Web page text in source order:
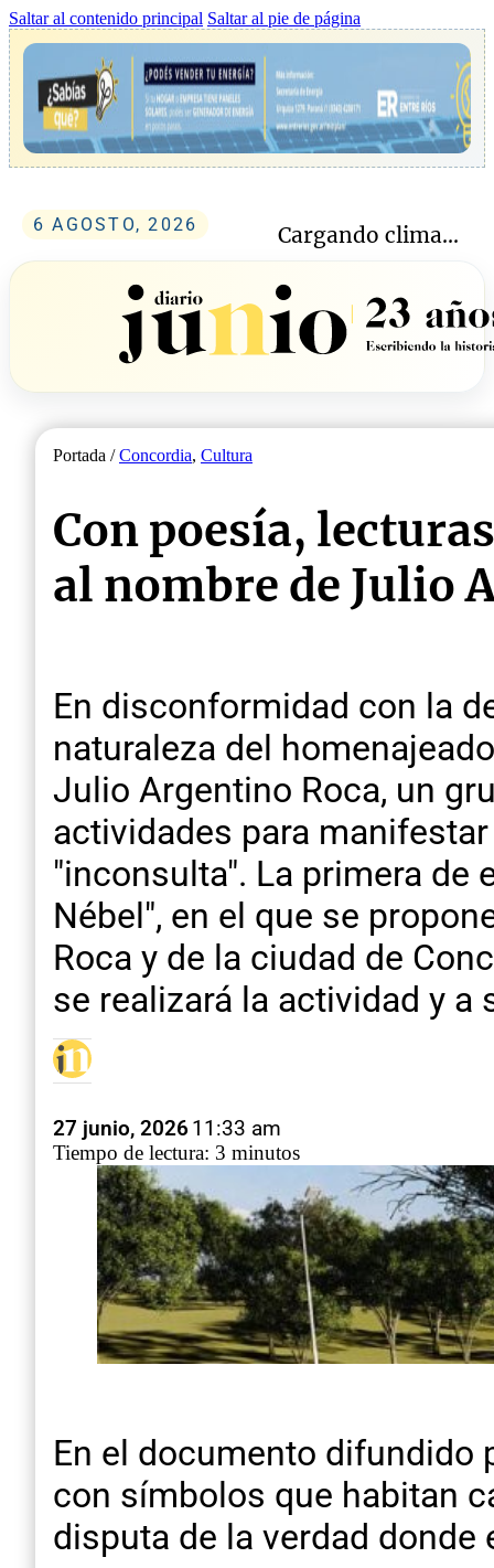
Saltar al contenido principal Saltar al pie de página
6 AGOSTO, 2026 Cargando clima...
Portada /Concordia, Cultura
Con poesía,
al nombre de Julio
En disconformidad con la
naturaleza del
Julio Argentino Roca, un
actividades para
"inconsulta". La primera de
Nébel", en el que se
Roca y de la ciudad de
se realizará la actividad y a
27 junio, 202611:33 am
Tiempo de lectura: 3 minutos
En el documento difundido
con símbolos que habitan
disputa de la verdad